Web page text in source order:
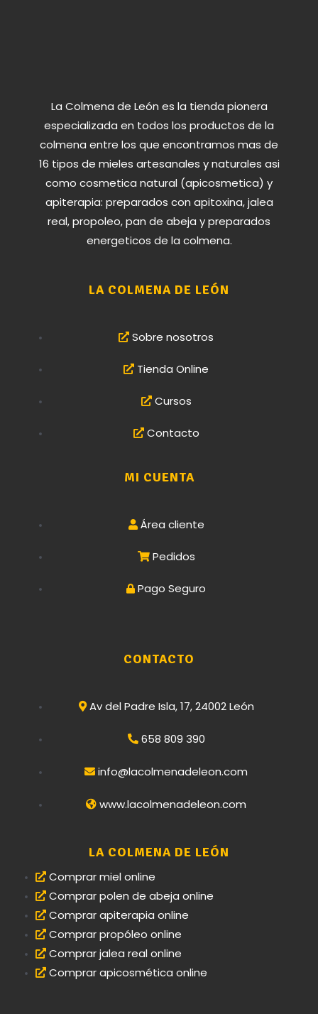
La Colmena de León es la tienda pionera
especializada en todos los productos de la
colmena entre los que encontramos mas de
16 tipos de mieles artesanales y naturales asi
como cosmetica natural (apicosmetica) y
apiterapia: preparados con apitoxina, jalea
real, propoleo, pan de abeja y preparados
energeticos de la colmena.
LA COLMENA DE LEÓN
Sobre nosotros
Tienda Online
Cursos
Contacto
MI CUENTA
Área cliente
Pedidos
Pago Seguro
CONTACTO
Av del Padre Isla, 17, 24002 León
658 809 390
info@lacolmenadeleon.com
www.lacolmenadeleon.com
LA COLMENA DE LEÓN
Comprar miel online
Comprar polen de abeja online
Comprar apiterapia online
Comprar propóleo online
Comprar jalea real online
Comprar apicosmética online